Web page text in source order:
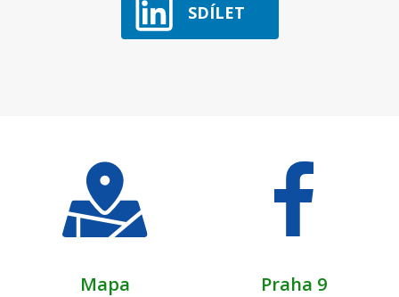
SDÍLET
Mapa
Praha 9